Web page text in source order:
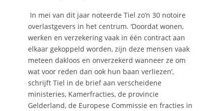
In mei van dit jaar noteerde Tiel zo’n 30 notoire
overlastgevers in het centrum. ‘Doordat wonen,
werken en verzekering vaak in één contract aan
elkaar gekoppeld worden, zijn deze mensen vaak
meteen dakloos en onverzekerd wanneer ze om
wat voor reden dan ook hun baan verliezen’,
schrijft Tiel in de brief aan verscheidene
ministeries, Kamerfracties, de provincie
Gelderland, de Europese Commissie en fracties in